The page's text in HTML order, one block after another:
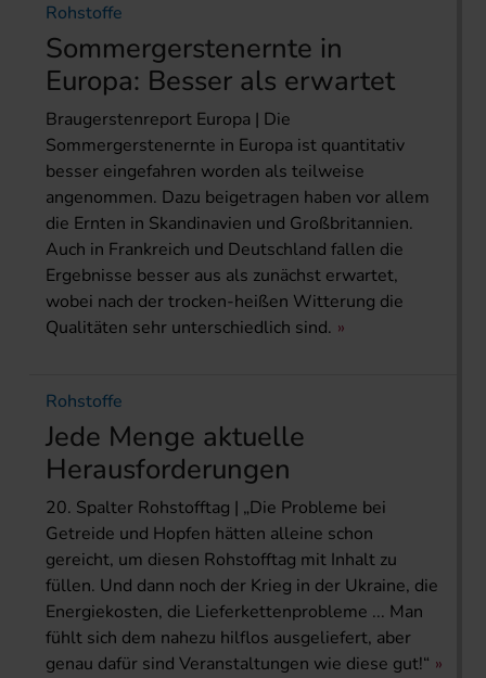
Rohstoffe
Sommergerstenernte in
Europa: Besser als erwartet
Braugerstenreport Europa | Die
Sommergerstenernte in Europa ist quantitativ
besser eingefahren worden als teilweise
angenommen. Dazu beigetragen haben vor allem
die Ernten in Skandinavien und Großbritannien.
Auch in Frankreich und Deutschland fallen die
Ergebnisse besser aus als zunächst erwartet,
wobei nach der trocken-heißen Witterung die
Qualitäten sehr unterschiedlich sind.
Rohstoffe
Jede Menge aktuelle
Herausforderungen
20. Spalter Rohstofftag | „Die Probleme bei
Getreide und Hopfen hätten alleine schon
gereicht, um diesen Rohstofftag mit Inhalt zu
füllen. Und dann noch der Krieg in der Ukraine, die
Energiekosten, die Lieferkettenprobleme ... Man
fühlt sich dem nahezu hilflos ausgeliefert, aber
genau dafür sind Veranstaltungen wie diese gut!“